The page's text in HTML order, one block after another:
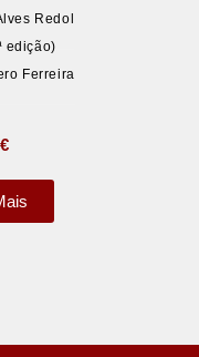
Redol
edição)
Ferreira
€